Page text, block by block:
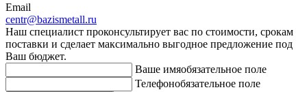
Email
centr@bazismetall.ru
Наш специалист проконсультирует вас по стоимости, срокам
поставки и сделает максимально выгодное предложение под
Ваш бюджет.
Ваше имяобязательное поле
Телефонобязательное поле